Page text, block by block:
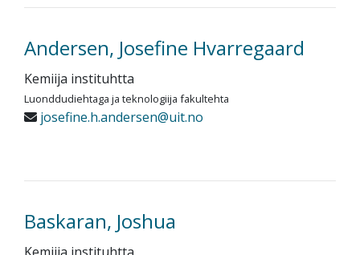
Andersen, Josefine Hvarregaard
Kemiija instituhtta
Luonddudiehtaga ja teknologiija fakultehta
josefine.h.andersen@uit.no
Baskaran, Joshua